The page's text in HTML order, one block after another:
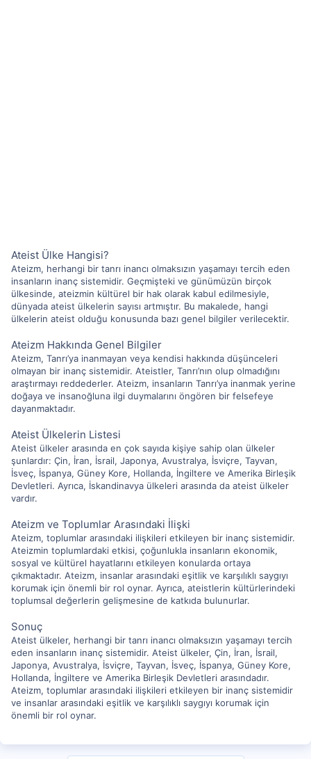
Ateist Ülke Hangisi?
Ateizm, herhangi bir tanrı inancı olmaksızın yaşamayı tercih eden
insanların inanç sistemidir. Geçmişteki ve günümüzün birçok
ülkesinde, ateizmin kültürel bir hak olarak kabul edilmesiyle,
dünyada ateist ülkelerin sayısı artmıştır. Bu makalede, hangi
ülkelerin ateist olduğu konusunda bazı genel bilgiler verilecektir.
Ateizm Hakkında Genel Bilgiler
Ateizm, Tanrı’ya inanmayan veya kendisi hakkında düşünceleri
olmayan bir inanç sistemidir. Ateistler, Tanrı’nın olup olmadığını
araştırmayı reddederler. Ateizm, insanların Tanrı’ya inanmak yerine
doğaya ve insanoğluna ilgi duymalarını öngören bir felsefeye
dayanmaktadır.
Ateist Ülkelerin Listesi
Ateist ülkeler arasında en çok sayıda kişiye sahip olan ülkeler
şunlardır: Çin, İran, İsrail, Japonya, Avustralya, İsviçre, Tayvan,
İsveç, İspanya, Güney Kore, Hollanda, İngiltere ve Amerika Birleşik
Devletleri. Ayrıca, İskandinavya ülkeleri arasında da ateist ülkeler
vardır.
Ateizm ve Toplumlar Arasındaki İlişki
Ateizm, toplumlar arasındaki ilişkileri etkileyen bir inanç sistemidir.
Ateizmin toplumlardaki etkisi, çoğunlukla insanların ekonomik,
sosyal ve kültürel hayatlarını etkileyen konularda ortaya
çıkmaktadır. Ateizm, insanlar arasındaki eşitlik ve karşılıklı saygıyı
korumak için önemli bir rol oynar. Ayrıca, ateistlerin kültürlerindeki
toplumsal değerlerin gelişmesine de katkıda bulunurlar.
Sonuç
Ateist ülkeler, herhangi bir tanrı inancı olmaksızın yaşamayı tercih
eden insanların inanç sistemidir. Ateist ülkeler, Çin, İran, İsrail,
Japonya, Avustralya, İsviçre, Tayvan, İsveç, İspanya, Güney Kore,
Hollanda, İngiltere ve Amerika Birleşik Devletleri arasındadır.
Ateizm, toplumlar arasındaki ilişkileri etkileyen bir inanç sistemidir
ve insanlar arasındaki eşitlik ve karşılıklı saygıyı korumak için
önemli bir rol oynar.